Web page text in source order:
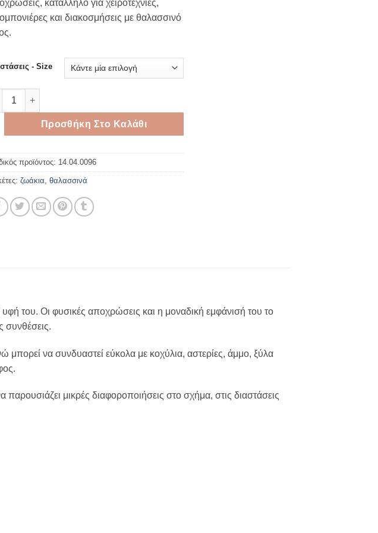
through
1,80 €
κατάλληλο για χειροτεχνίες,
και διακοσμήσεις με θαλασσινό
- Size
Αχινού Φυσικό 6 - 8.3 cm ποσότητα
Προσθήκη Στο Καλάθι
προϊόντος: 14.04.0096
ζωάκια θαλασσινά
υφή του. Οι φυσικές αποχρώσεις και η μοναδική εμφάνισή του το
συνθέσεις.
μπορεί να συνδυαστεί εύκολα με κοχύλια, αστερίες, άμμο, ξύλα
παρουσιάζει μικρές διαφοροποιήσεις στο σχήμα, στις διαστάσεις